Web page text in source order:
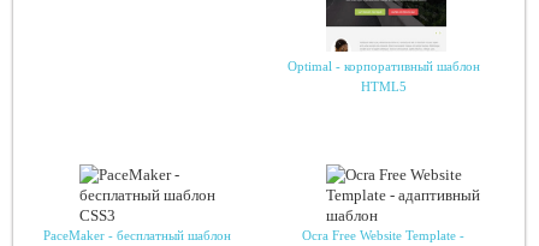
Optimal - корпоративный шаблон
HTML5
PaceMaker - бесплатный шаблон
Ocra Free Website Template -